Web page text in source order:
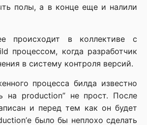
полы, а в конце еще и налили
происходит в коллективе с
процессом, когда разработчик
в систему контроля версий.
процесса билда известно
на production” не прост. После
и перед тем как он будет
было бы неплохо сделать